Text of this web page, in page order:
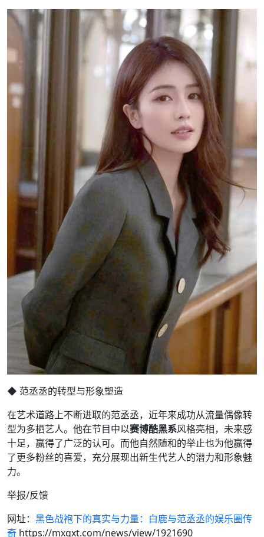
◆ 范丞丞的转型与形象塑造
在艺术道路上不断进取的范丞丞，近年来成功从流量偶像转
型为多栖艺人。他在节目中以赛博酷黑系风格亮相，未来感
十足，赢得了广泛的认可。而他自然随和的举止也为他赢得
了更多粉丝的喜爱，充分展现出新生代艺人的潜力和形象魅
力。
举报/反馈
网址： 黑色战袍下的真实与力量：白鹿与范丞丞的娱乐圈传
奇 https://mxgxt.com/news/view/1921690